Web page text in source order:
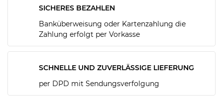
SICHERES BEZAHLEN
Banküberweisung oder Kartenzahlung die
Zahlung erfolgt per Vorkasse
SCHNELLE UND ZUVERLÄSSIGE LIEFERUNG
per DPD mit Sendungsverfolgung